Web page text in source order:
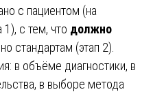
с пациентом (на
1), с тем, что должно
стандартам (этап 2).
в объёме диагностики, в
в выборе метода